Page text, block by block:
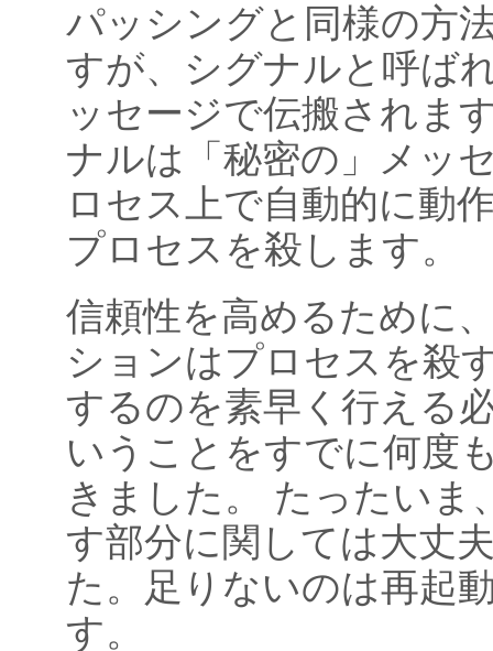
パッシングと同様の方
すが、シグナルと呼ば
ッセージで伝搬されま
ナルは「秘密の」メッ
ロセス上で自動的に動
プロセスを殺します。
信頼性を高めるために
ションはプロセスを殺
するのを素早く行える
いうことをすでに何度
きました。 たったいま
す部分に関しては大丈
た。足りないのは再起
す。